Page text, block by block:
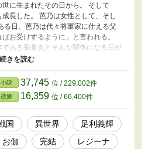
に生まれたその日から。 そして
長した。 芭乃は女性として、そし
る日、芭乃は代々将軍家に仕える父
お受けするように」と言われる。
である菊童丸とそんな関係になる日が
なかったのだが――。 ※サイドスト
18） ※お気に入り登録、ありがとう
小説 37,745 位 / 229,002件
恋愛 16,359 位 / 66,400件
国 異世界
足利義輝
お伽 完結
レジーナ